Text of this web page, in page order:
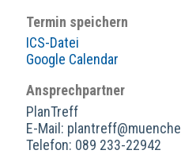
Termin speichern
ICS-Datei
Google Calendar
Ansprechpartner
PlanTreff
E-Mail:
Telefon: 089 233-22942